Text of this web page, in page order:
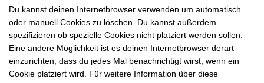
Du kannst deinen Internetbrowser verwenden um automatisch
oder manuell Cookies zu löschen. Du kannst außerdem
spezifizieren ob spezielle Cookies nicht platziert werden sollen.
Eine andere Möglichkeit ist es deinen Internetbrowser derart
einzurichten, dass du jedes Mal benachrichtigt wirst, wenn ein
Cookie platziert wird. Für weitere Information über diese